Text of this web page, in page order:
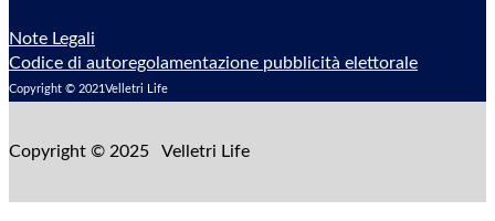
Note Legali
Codice di autoregolamentazione pubblicità elettorale
Copyright © 2021Velletri Life
Copyright © 2025 Velletri Life